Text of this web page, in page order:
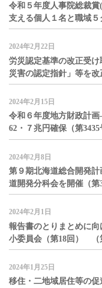
令和５年度人事院総裁
支える個人１名と職域
2024年2月22日
労災認定基準の改正受
災害の認定指針」等を改
2024年2月15日
令和６年度地方財政計
62・７兆円確保（第3435
2024年2月8日
第９期北海道総合開発
道開発分科会を開催（第
2024年2月1日
報告書のとりまとめに
小委員会（第18回） （
2024年1月25日
移住・二地域居住等の